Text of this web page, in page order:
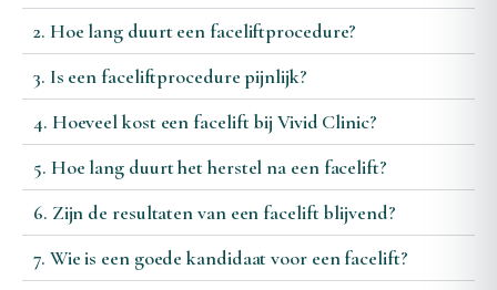
2. Hoe lang duurt een faceliftprocedure?
3. Is een faceliftprocedure pijnlijk?
4. Hoeveel kost een facelift bij Vivid Clinic?
5. Hoe lang duurt het herstel na een facelift?
6. Zijn de resultaten van een facelift blijvend?
7. Wie is een goede kandidaat voor een facelift?